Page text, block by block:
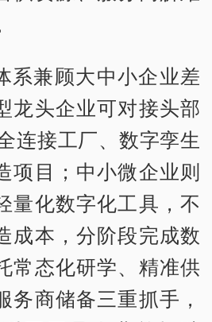
系兼顾大中小企业差
龙头企业可对接头部
连接工厂、数字孪生
项目；中小微企业则
量化数字化工具，不
成本，分阶段完成数
常态化研学、精准供
务商储备三重抓手，